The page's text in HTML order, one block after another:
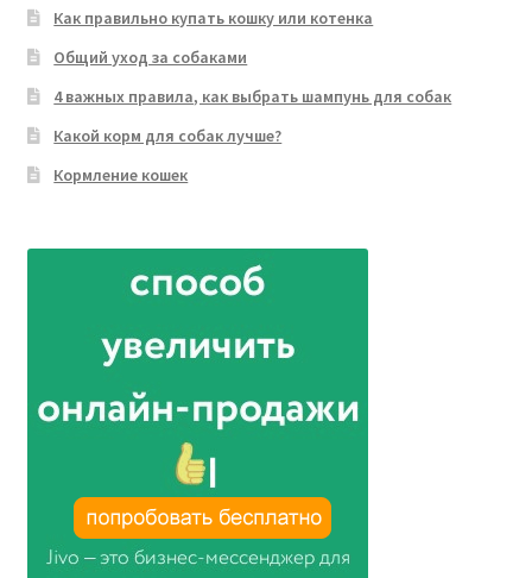
Как правильно купать кошку или котенка
Общий уход за собаками
4 важных правила, как выбрать шампунь для собак
Какой корм для собак лучше?
Кормление кошек